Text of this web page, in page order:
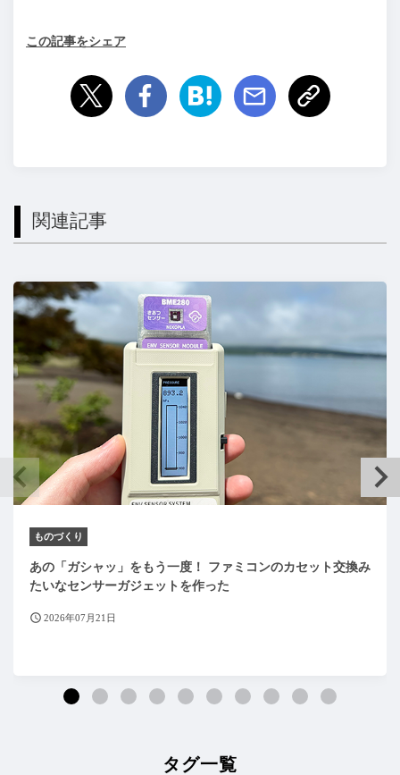
この記事をシェア
関連記事
ものづくり
あの「ガシャッ」をもう一度！ ファミコンのカセット交換み
たいなセンサーガジェットを作った
2026年07月21日
タグ一覧